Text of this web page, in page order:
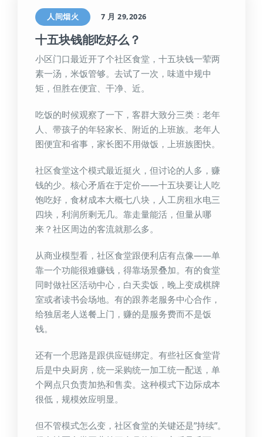
人间烟火 7 月 29,2026
十五块钱能吃好么？
小区门口最近开了个社区食堂，十五块钱一荤两
素一汤，米饭管够。去试了一次，味道中规中
矩，但胜在便宜、干净、近。
吃饭的时候观察了一下，客群大致分三类：老年
人、带孩子的年轻家长、附近的上班族。老年人
图便宜和省事，家长图不用做饭，上班族图快。
社区食堂这个模式最近挺火，但讨论的人多，赚
钱的少。核心矛盾在于定价——十五块要让人吃
饱吃好，食材成本大概七八块，人工房租水电三
四块，利润所剩无几。靠走量能活，但量从哪
来？社区周边的客流就那么多。
从商业模型看，社区食堂跟便利店有点像——单
靠一个功能很难赚钱，得靠场景叠加。有的食堂
同时做社区活动中心，白天卖饭，晚上变成棋牌
室或者读书会场地。有的跟养老服务中心合作，
给独居老人送餐上门，赚的是服务费而不是饭
钱。
还有一个思路是跟供应链绑定。有些社区食堂背
后是中央厨房，统一采购统一加工统一配送，单
个网点只负责加热和售卖。这种模式下边际成本
很低，规模效应明显。
但不管模式怎么变，社区食堂的关键还是”持续”。